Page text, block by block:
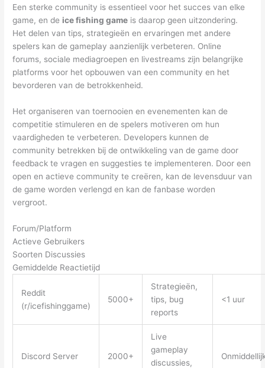
Een sterke community is essentieel voor het succes van elke
game, en de ice fishing game is daarop geen uitzondering.
Het delen van tips, strategieën en ervaringen met andere
spelers kan de gameplay aanzienlijk verbeteren. Online
forums, sociale mediagroepen en livestreams zijn belangrijke
platforms voor het opbouwen van een community en het
bevorderen van de betrokkenheid.
Het organiseren van toernooien en evenementen kan de
competitie stimuleren en de spelers motiveren om hun
vaardigheden te verbeteren. Developers kunnen de
community betrekken bij de ontwikkeling van de game door
feedback te vragen en suggesties te implementeren. Door een
open en actieve community te creëren, kan de levensduur van
de game worden verlengd en kan de fanbase worden
vergroot.
Forum/Platform
Actieve Gebruikers
Soorten Discussies
Gemiddelde Reactietijd
Reddit
(r/icefishinggame)
5000+
Strategieën,
tips, bug
reports
<1 uur
Discord Server 2000+
Live
gameplay
discussies,